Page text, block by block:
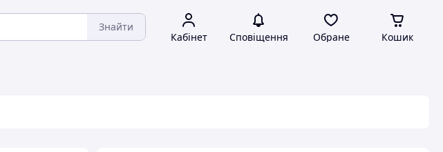
Знайти
Кабінет Сповіщення Обране Кошик